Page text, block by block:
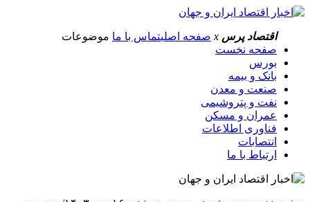
اقتصاد پرس x صفحه اصلیتماس با ما موضوعات
صفحه نخست
بورس
بانک و بیمه
صنعت و معدن
نفت و پتروشیمی
عمران و مسکن
فناوری اطلاعات
انتصابات
ارتباط با ما